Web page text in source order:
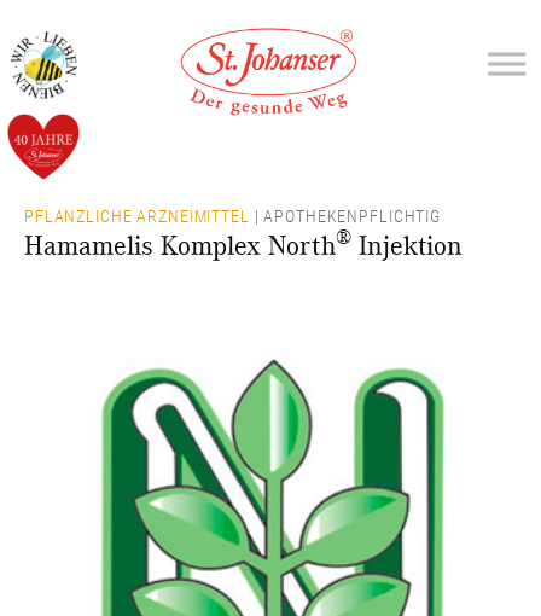
PFLANZLICHE ARZNEIMITTEL | APOTHEKENPFLICHTIG
Hamamelis Komplex North® Injektion